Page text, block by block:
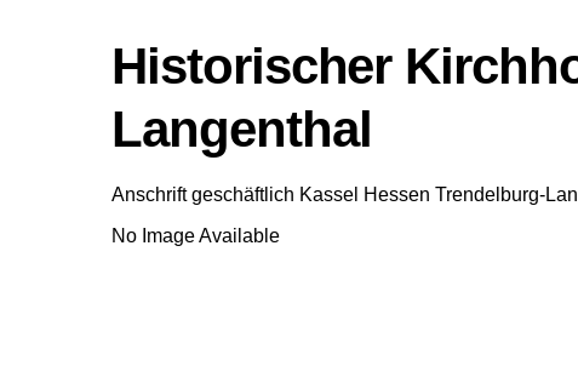
Historischer
Langenthal
Anschrift geschäftlich Kassel Hessen Trendelburg-
No Image Available